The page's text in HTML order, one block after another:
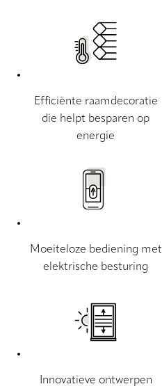
Efficiënte raamdecoratie
die helpt besparen op
energie
Moeiteloze bediening met
elektrische besturing
Innovatieve ontwerpen